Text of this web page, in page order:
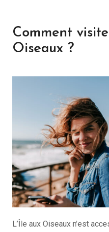
Comment
Oiseaux ?
L’Île aux Oiseaux n’est